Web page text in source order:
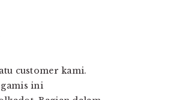
customer kami.
gamis ini